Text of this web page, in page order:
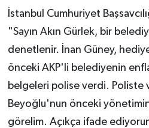
İstanbul Cumhuriyet
"Sayın Akın Gürlek, bir
denetlenir. İnan Güney,
önceki AKP'li belediyenin
belgeleri polise verdi. Poliste
Beyoğlu'nun önceki
görelim. Açıkça ifade